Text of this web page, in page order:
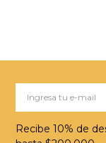
Recibe 10% de